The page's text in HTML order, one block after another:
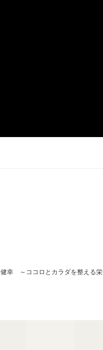
幸 ～ココロとカラダを整える栄